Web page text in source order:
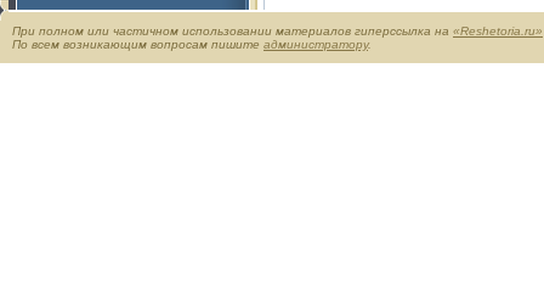
При полном или частичном использовании материалов гиперссылка на «Reshetoria.ru»
По всем возникающим вопросам пишите администратору.